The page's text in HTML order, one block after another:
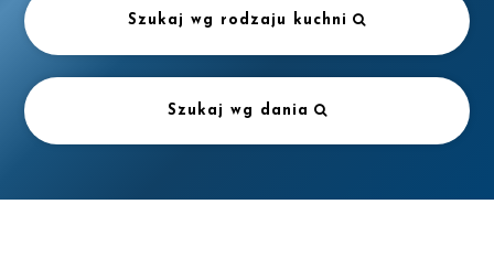
Szukaj wg rodzaju kuchni
Szukaj wg dania